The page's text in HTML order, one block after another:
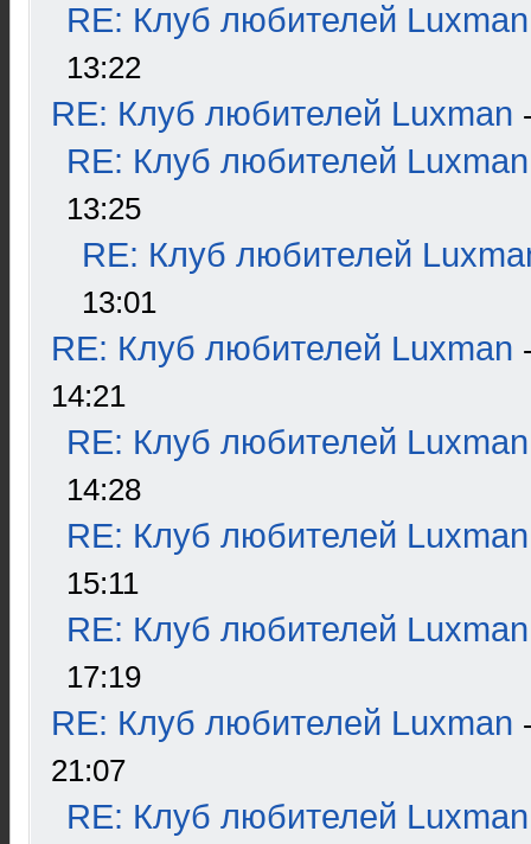
RE: Клуб любителей Luxman
13:22
RE: Клуб любителей Luxman
RE: Клуб любителей Luxman
13:25
RE: Клуб любителей
13:01
RE: Клуб любителей Luxman
14:21
RE: Клуб любителей Luxman
14:28
RE: Клуб любителей Luxman
15:11
RE: Клуб любителей Luxman
17:19
RE: Клуб любителей Luxman
21:07
RE: Клуб любителей Luxman